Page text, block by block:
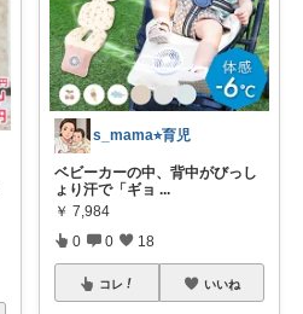
s_mama⭐︎育児
ベビーカーの中、背中がびっし
ょり汗で「ギョ ...
￥ 7,984
0 0 18
コレ いいね